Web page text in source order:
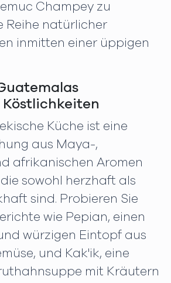
Champey zu
Reihe natürlicher
inmitten einer üppigen
Küche ist eine
aus Maya-,
afrikanischen Aromen
sowohl herzhaft als
sind. Probieren Sie
wie Pepian, einen
würzigen Eintopf aus
und Kak'ik, eine
mit Kräutern